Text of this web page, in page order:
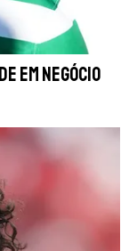
em negócio